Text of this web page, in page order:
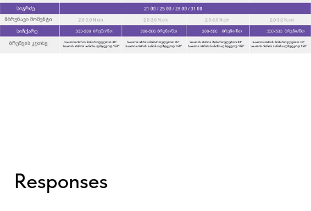
Responses